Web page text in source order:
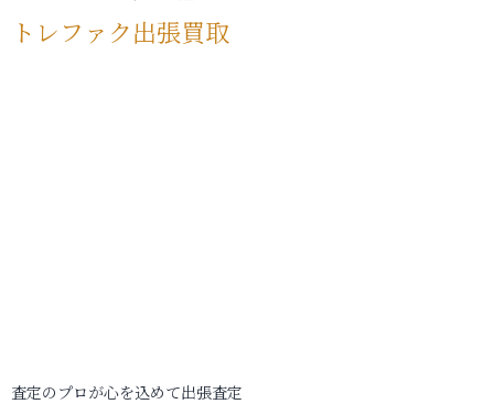
トレファク出張買取
査定のプロが心を込めて出張査定